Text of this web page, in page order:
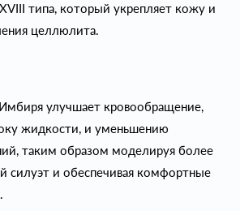
типа, который укрепляет кожу и
целлюлита.
улучшает кровообращение,
жидкости, и уменьшению
таким образом моделируя более
силуэт и обеспечивая комфортные